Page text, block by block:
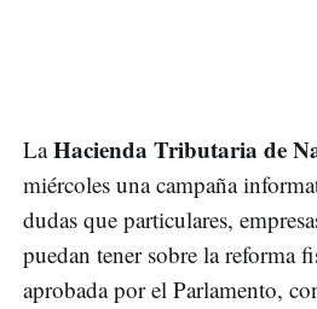
LaHacienda Tributaria de
miércoles una campaña
dudas que particulares,
puedan tener sobre la reforma
aprobada por el Parlamento,